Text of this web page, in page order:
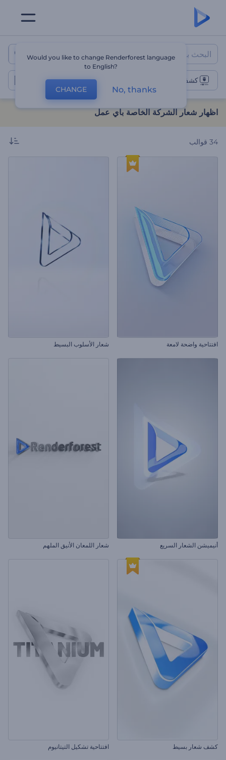
اظهار شعار الشركة الخاصة باي
كشف عن شعار الشركة
اظهار شعار الشركة الخاصة باي عمل
34 قوالب
افتتاحية واضحة لامعة شعار الأسلوب البسيط
أنيميشن الشعار السريع شعار اللمعان الأنيق الملهم
كشف شعار بسيط افتتاحية تشكيل التيتانيوم
Would you like to change Renderforest language
to English?
CHANGE No, thanks